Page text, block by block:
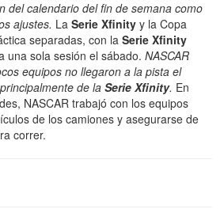
del calendario del fin de semana como
ajustes. La Serie Xfinity y la Copa
separadas, con la Serie Xfinity
una sola sesión el sábado. NASCAR
equipos no llegaron a la pista el
de laSerie Xfinity. En
NASCAR trabajó con los equipos
de los camiones y asegurarse de
correr.